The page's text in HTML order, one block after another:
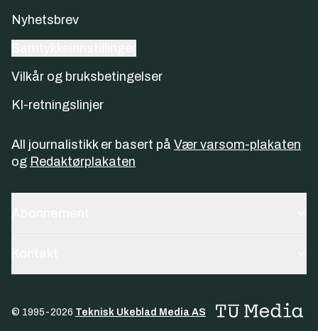
Nyhetsbrev
Vilkår og bruksbetingelser
KI-retningslinjer
All journalistikk er basert på Vær varsom-plakaten
og Redaktørplakaten
© 1995-2026 Teknisk Ukeblad Media AS